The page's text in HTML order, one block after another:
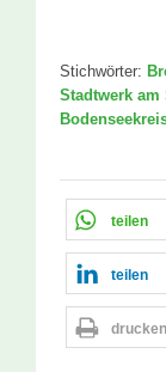
Stichwörter:
Stadtwerk am
teilen
teilen